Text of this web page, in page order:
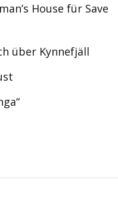
House für Save
über Kynnefjäll